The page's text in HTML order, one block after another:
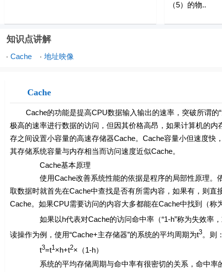
（5）的物..
知识点讲解
· Cache · 地址映像
Cache
Cache的功能是提高CPU数据输入输出的速率，突破所谓的“
极高的速率进行数据的访问，但因其价格高昂，如果计算机的
存之间设置小容量的高速存储器Cache。Cache容量小但速度
其存储系统容量与内存相当而访问速度近似Cache。
Cache基本原理
使用Cache改善系统性能的依据是程序的局部性原理。依
取数据时就首先在Cache中查找是否有所需内容，如果有，则
Cache。如果CPU需要访问的内容大多都能在Cache中找到（称
如果以h代表对Cache的访问命中率（“1-h”称为失效率
读操作为例，使用“Cache+主存储器”的系统的平均周期为t3。则
t3=t1×h+t2×（1-h）
系统的平均存储周期与命中率有很密切的关系，命中率的